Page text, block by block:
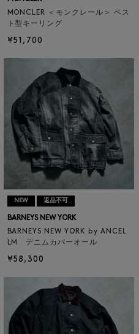
MONCLER ＜モンクレール＞ ベス
ト型キーリング
¥51,700
NEW 返品不可
BARNEYS NEW YORK
BARNEYS NEW YORK by ANCEL
LM デニムカバーオール
¥58,300